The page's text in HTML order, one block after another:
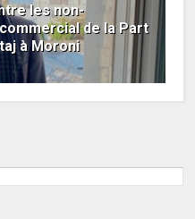
les non-
de la Part
à Moroni